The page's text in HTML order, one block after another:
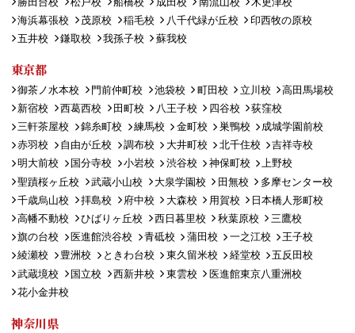
海浜幕張校
茂原校 稲毛校 八千代緑が丘校
印西牧の原校
五井校
鎌取校 我孫子校 蘇我校
東京都
御茶ノ水本校 門前仲町校 池袋校 町田校 立川校
高田馬場校
新宿校
西葛西校 田町校 八王子校 四谷校
荻窪校
三軒茶屋校
錦糸町校 練馬校 金町校 巣鴨校
成城学園前校
赤羽校
自由が丘校 調布校 大井町校 北千住校
吉祥寺校
明大前校
国分寺校 小岩校 渋谷校 神保町校
上野校
聖蹟桜ヶ丘校
武蔵小山校 大泉学園校 田無校
多摩センター校
千歳烏山校
拝島校 府中校 大森校 用賀校
日本橋人形町校
高幡不動校
ひばりヶ丘校 西日暮里校 秋葉原校
三鷹校
旗の台校
医進館渋谷校 青砥校 蒲田校 一之江校
王子校
綾瀬校
豊洲校 ときわ台校 東久留米校 経堂校
五反田校
武蔵境校
国立校 西新井校 東雲校
医進館東京八重洲校
花小金井校
神奈川県